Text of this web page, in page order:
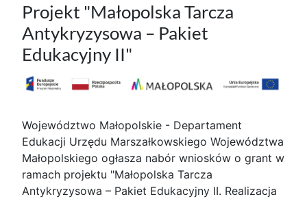
Projekt "Małopolska Tarcza
Antykryzysowa – Pakiet
Edukacyjny II"
Województwo Małopolskie - Departament
Edukacji Urzędu Marszałkowskiego Województwa
Małopolskiego ogłasza nabór wniosków o grant w
ramach projektu "Małopolska Tarcza
Antykryzysowa – Pakiet Edukacyjny II. Realizacja